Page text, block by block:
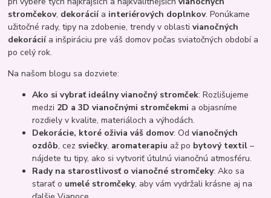
stromčekov, dekoráciía interiérových doplnkov. Ponúkame
užitočné rady, tipy na zdobenie, trendy v oblastivianočných
dekoráciía inšpiráciu pre váš domov počas sviatočných období a
po celý rok.
Na našom blogu sa dozviete:
Ako si vybrať ideálny vianočný stromček: Rozlišujeme
medzi 2D a 3D vianočnými stromčekmi a objasníme
rozdiely v kvalite, materiáloch a výhodách.
Dekorácie, ktoré oživia váš domov: Odvianočných
ozdôb, cez sviečky, aromaterapiu až po bytový textil –
nájdete tu tipy, ako si vytvoriť útulnú vianočnú atmosféru.
Rady na starostlivosť o vianočné stromčeky: Ako sa
starať o umelé stromčeky, aby vám vydržali krásne aj na